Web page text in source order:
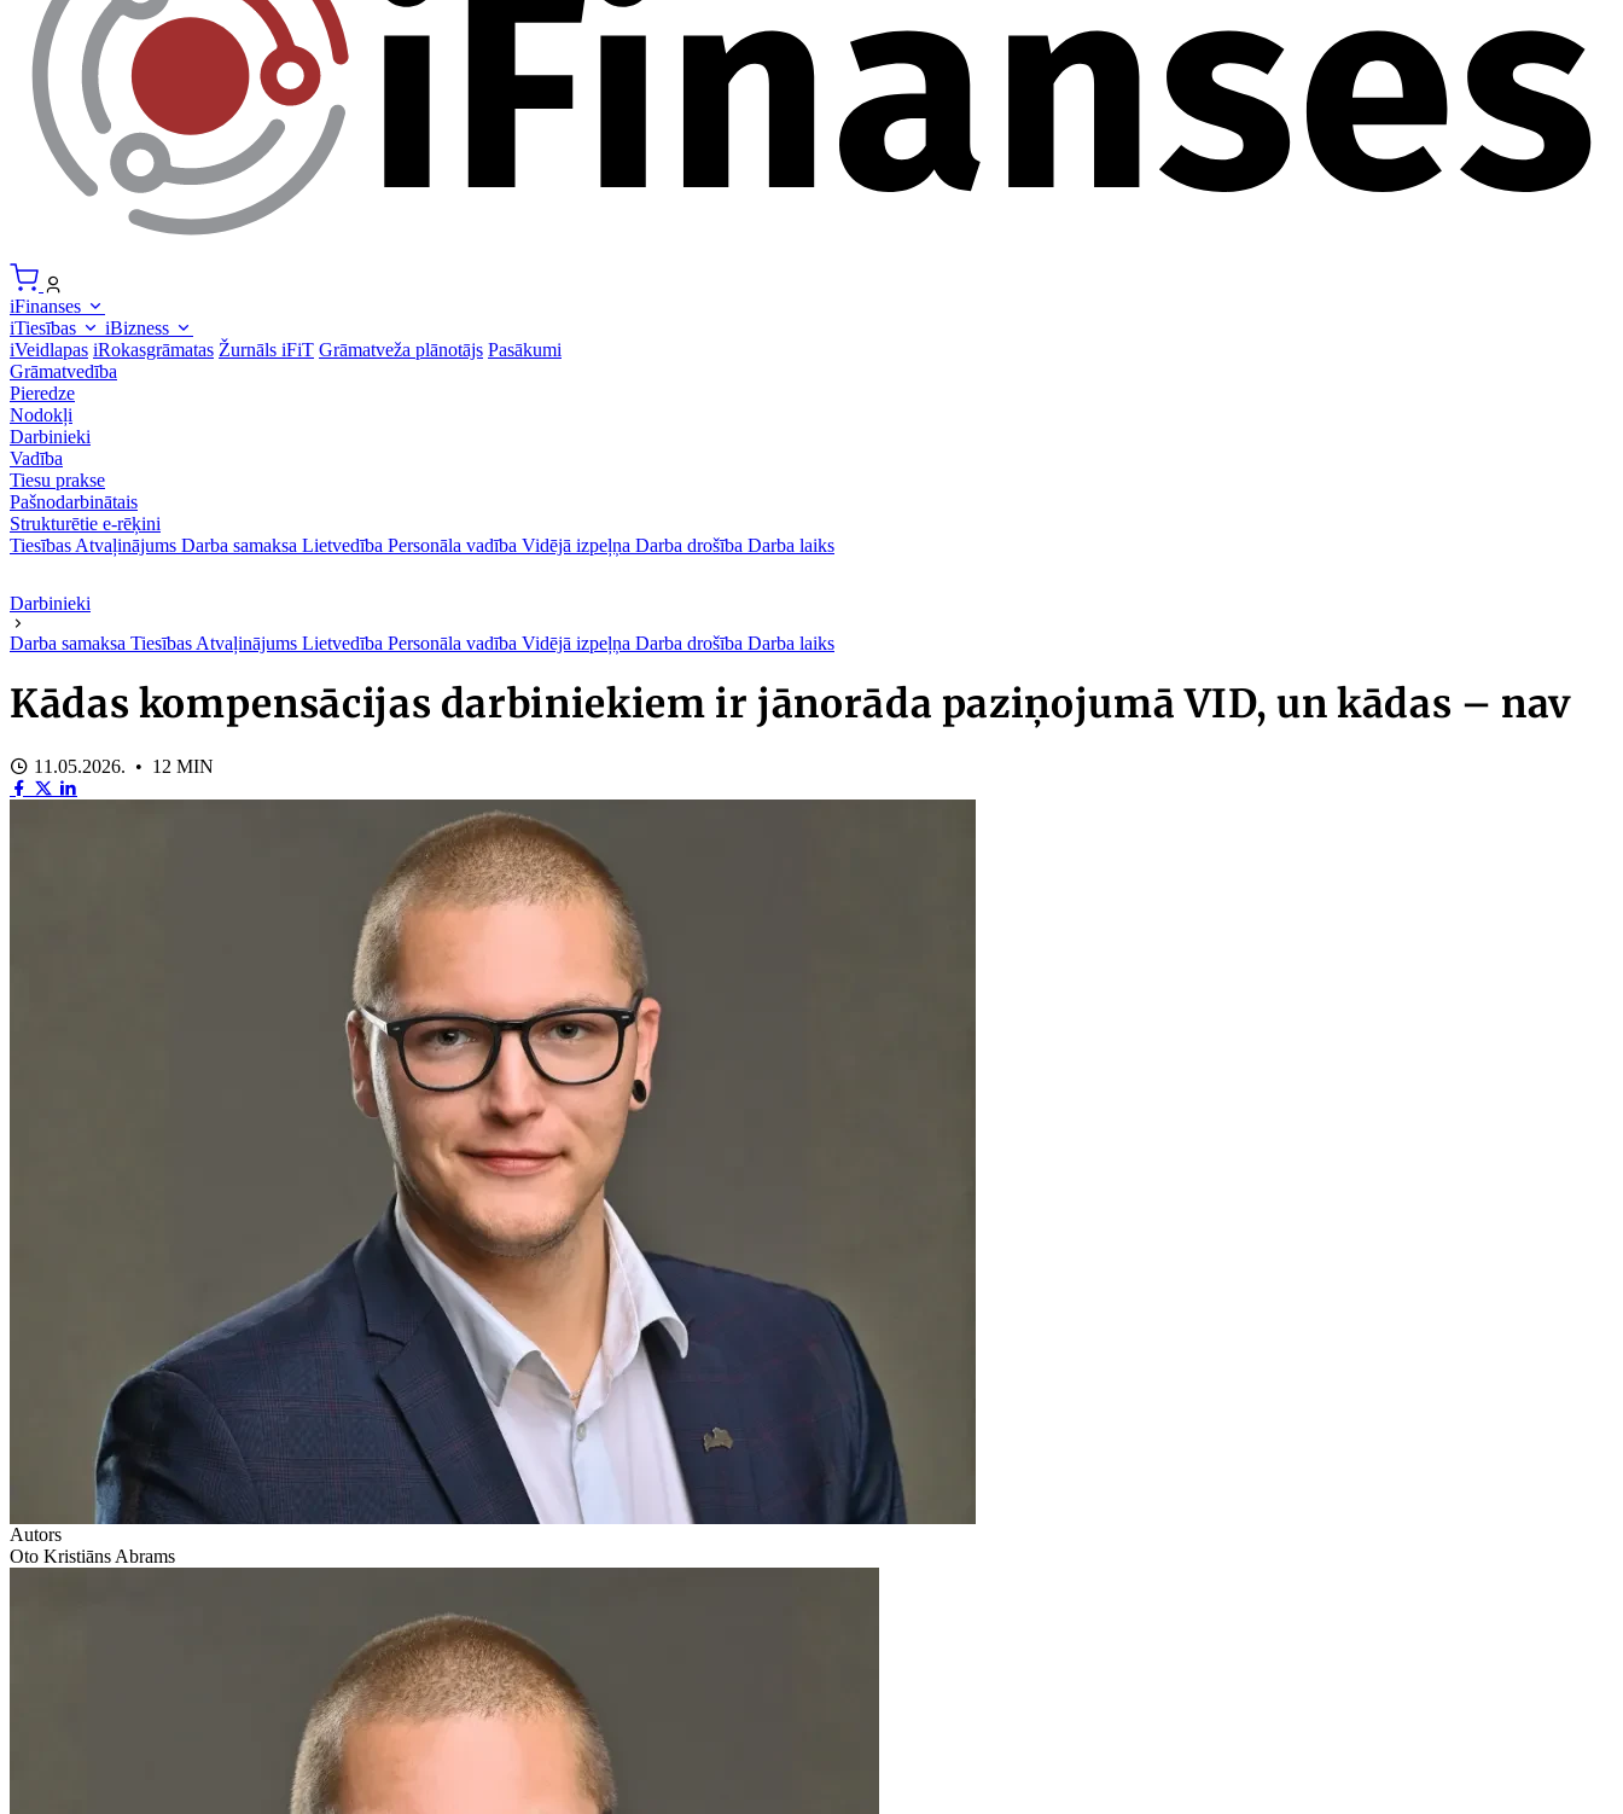
iFinanses
iTiesības
iBizness
iVeidlapas iRokasgrāmatas Žurnāls iFiT Grāmatveža plānotājs Pasākumi
Grāmatvedība
Pieredze
Nodokļi
Darbinieki
Vadība
Tiesu prakse
Pašnodarbinātais
Strukturētie e-rēķini
Tiesības Atvaļinājums Darba samaksa Lietvedība Personāla vadība Vidējā izpeļņa Darba drošība Darba laiks
Darbinieki
Darba samaksa Tiesības Atvaļinājums Lietvedība Personāla vadība Vidējā izpeļņa Darba drošība Darba laiks
Kādas kompensācijas darbiniekiem ir jānorāda paziņojumā VID, un kādas – nav
11.05.2026. • 12 MIN
Autors
Oto Kristiāns Abrams